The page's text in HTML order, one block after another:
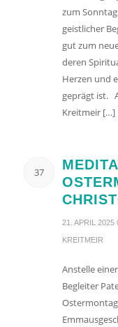
zum
geistlicher
gut zum
deren
Herzen und
geprägt ist.
Kreitmeir […]
37
21. APRIL 2025
KREITMEIR
Anstelle
Begleiter